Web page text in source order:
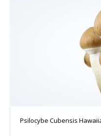
Psilocybe Cubensis